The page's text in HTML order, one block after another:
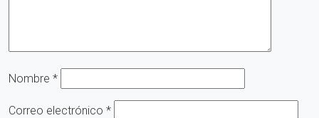
Nombre *
Correo electrónico *